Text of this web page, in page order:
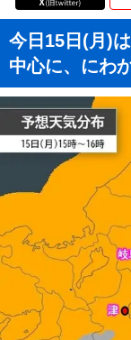
今日15日(月)
中心に、にわ